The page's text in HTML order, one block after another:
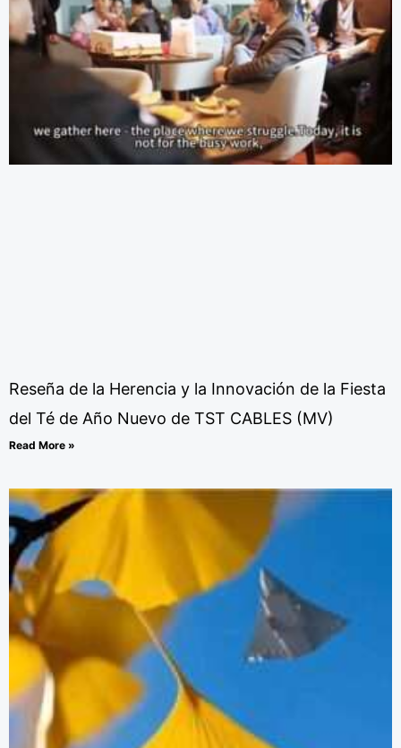
Reseña de la Herencia y la Innovación de la Fiesta
del Té de Año Nuevo de TST CABLES (MV)
Read More »